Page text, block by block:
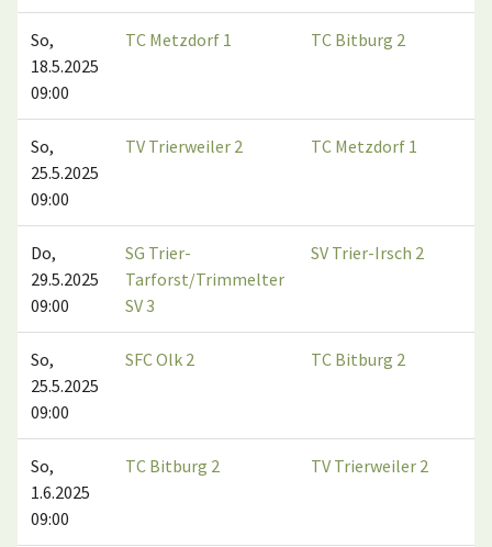
So,
18.5.2025
09:00
TC Metzdorf 1 TC Bitburg 2
So,
25.5.2025
09:00
TV Trierweiler 2 TC Metzdorf 1
Do,
29.5.2025
09:00
SG Trier-
Tarforst/Trimmelter
SV 3
SV Trier-Irsch 2
So,
25.5.2025
09:00
SFC Olk 2 TC Bitburg 2
So,
1.6.2025
09:00
TC Bitburg 2 TV Trierweiler 2